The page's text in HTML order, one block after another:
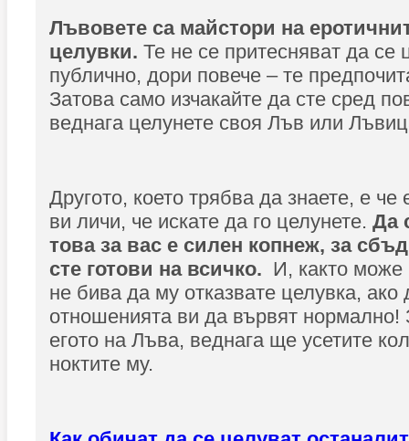
Лъвовете са майстори на
целувки. Те не се притесняват да се
публично, дори повече – те
Затова само изчакайте да сте сред
веднага целунете своя Лъв или
Другото, което трябва да знаете, е
ви личи, че искате да го целунете. Да
това за вас е силен копнеж, за
сте готови на всичко. И, както
не бива да му отказвате целувка, ако
отношенията ви да вървят нормално!
егото на Лъва, веднага ще усетите
ноктите му.